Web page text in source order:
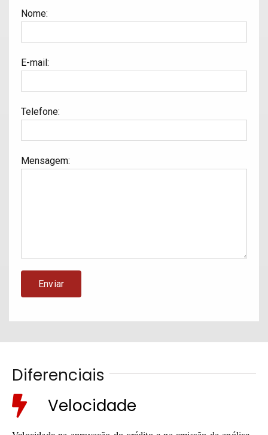
Nome:
E-mail:
Telefone:
Mensagem:
Diferenciais
Velocidade